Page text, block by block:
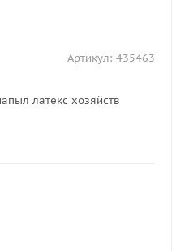
Артикул: 435463
латекс хозяйств